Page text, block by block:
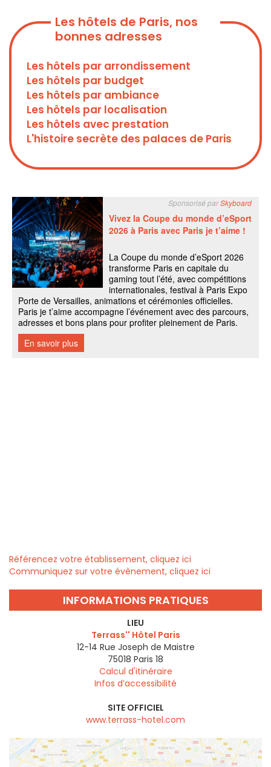
Les hôtels de Paris, nos
bonnes adresses
Les hôtels par arrondissement
Les hôtels par budget
Les hôtels par ambiance
Les hôtels par localisation
Les hôtels avec prestation
L'histoire secrète des palaces de Paris
Référencez votre établissement, cliquez ici
Communiquez sur votre évènement, cliquez ici
INFORMATIONS PRATIQUES
LIEU
Terrass'' Hôtel Paris
12-14 Rue Joseph de Maistre
75018 Paris 18
Calcul d'itinéraire
Infos d’accessibilité
SITE OFFICIEL
www.terrass-hotel.com